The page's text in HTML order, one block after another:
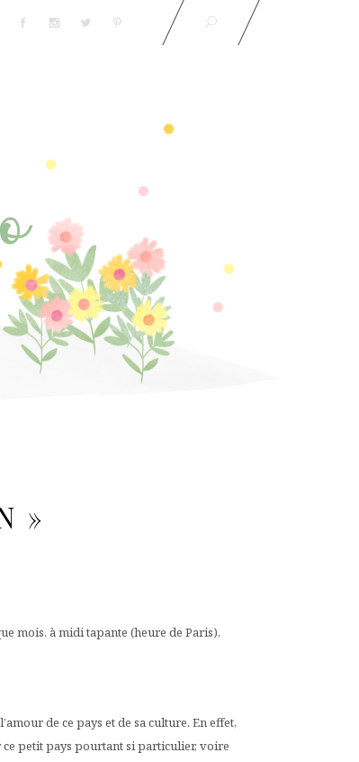
»
mois, à midi tapante (heure de Paris),
de ce pays et de sa culture. En effet,
ce petit pays pourtant si particulier, voire